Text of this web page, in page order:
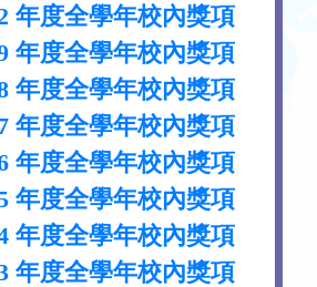
年度全學年校內獎項
年度全學年校內獎項
年度全學年校內獎項
年度全學年校內獎項
年度全學年校內獎項
年度全學年校內獎項
年度全學年校內獎項
年度全學年校內獎項